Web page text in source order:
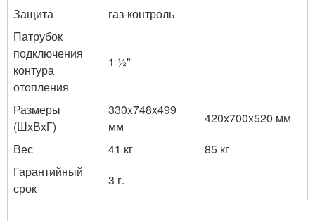
Защита
газ-контроль
Патрубок
подключения
контура
отопления
1 ½"
Размеры
(ШхВхГ)
330x748x499
мм
420x700x520 мм
Вес
41 кг
85 кг
Гарантийный
срок
3 г.